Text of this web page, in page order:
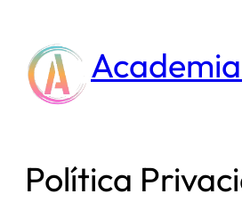
contenido
Política